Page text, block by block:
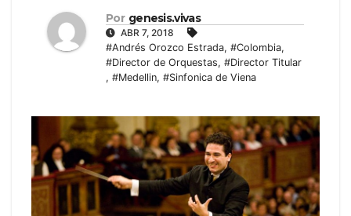
Por genesis.vivas
ABR 7, 2018
#Andrés Orozco Estrada, #Colombia,
#Director de Orquestas, #Director Titular
, #Medellin, #Sinfonica de Viena